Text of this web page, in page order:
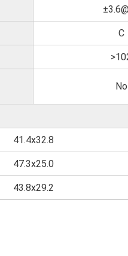
C
No
41.4x32.8
47.3x25.0
43.8x29.2